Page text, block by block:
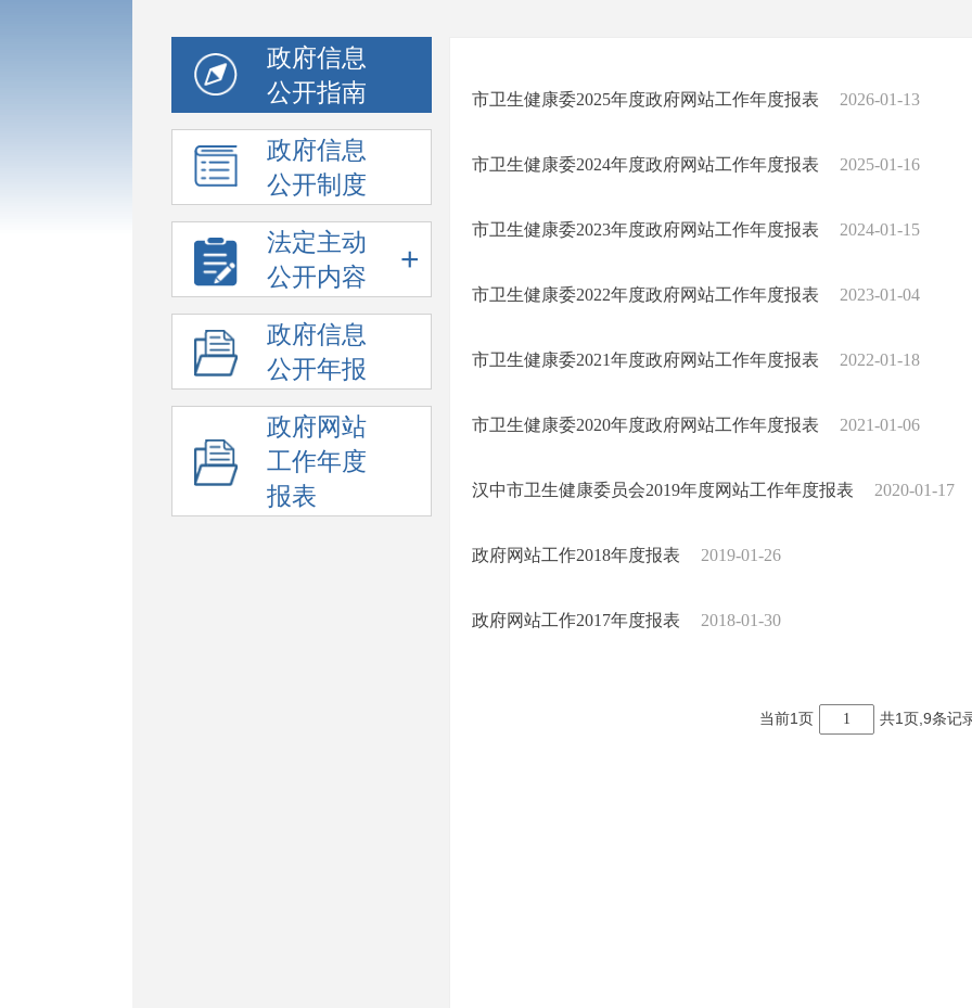
政府信息
公开指南
政府信息
公开制度
法定主动
公开内容
+
政府信息
公开年报
政府网站
工作年度
报表
市卫生健康委2025年度政府网站工作年度报表 2026-01-13
市卫生健康委2024年度政府网站工作年度报表 2025-01-16
市卫生健康委2023年度政府网站工作年度报表 2024-01-15
市卫生健康委2022年度政府网站工作年度报表 2023-01-04
市卫生健康委2021年度政府网站工作年度报表 2022-01-18
市卫生健康委2020年度政府网站工作年度报表 2021-01-06
汉中市卫生健康委员会2019年度网站工作年度报表 2020-01-17
政府网站工作2018年度报表 2019-01-26
政府网站工作2017年度报表 2018-01-30
当前1页 1 共1页,9条记